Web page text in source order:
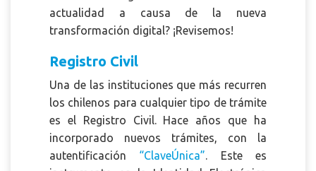
actualidad a causa de la nueva
transformación digital? ¡Revisemos!
Registro Civil
Una de las instituciones que más recurren
los chilenos para cualquier tipo de trámite
es el Registro Civil. Hace años que ha
incorporado nuevos trámites, con la
autentificación “ClaveÚnica”. Este es